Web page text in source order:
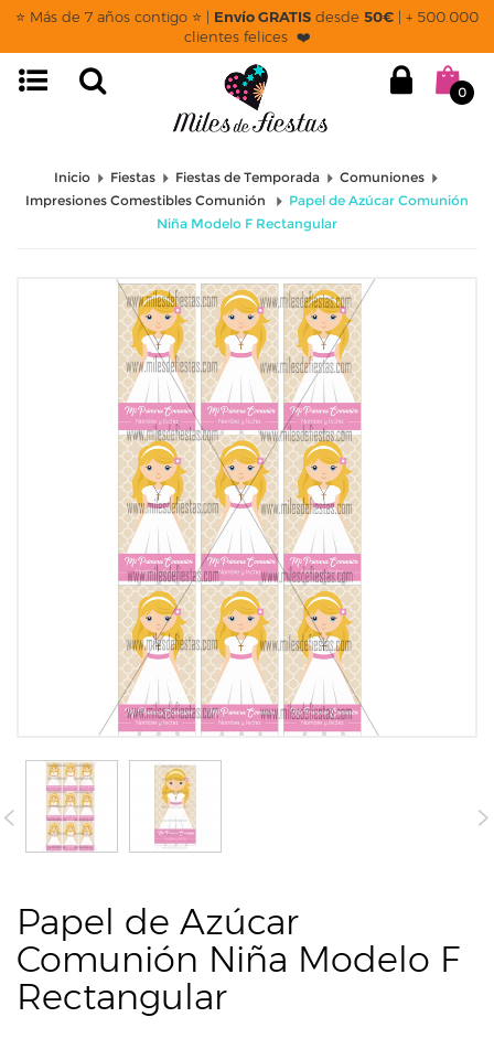
⭐ Más de 7 años contigo ⭐ | Envío GRATIS desde 50€ | + 500.000
clientes felices ❤️
0
Inicio Fiestas Fiestas de Temporada
Comuniones
Impresiones Comestibles Comunión
Papel de Azúcar Comunión
Niña Modelo F Rectangular
Papel de Azúcar
Comunión Niña Modelo F
Rectangular